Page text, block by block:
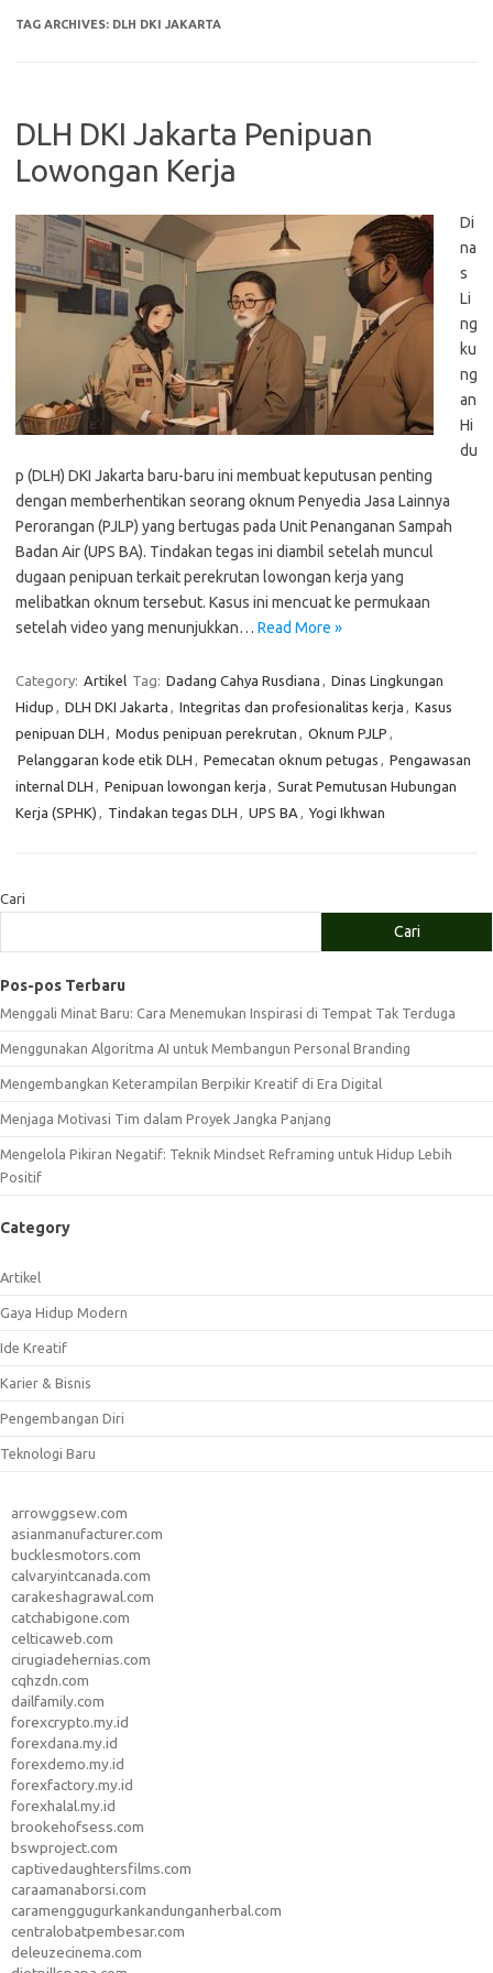
TAG ARCHIVES: DLH DKI JAKARTA
DLH DKI Jakarta Penipuan
Lowongan Kerja
Di
na
s
Li
ng
ku
ng
an
Hi
du
p (DLH) DKI Jakarta baru-baru ini membuat keputusan penting
dengan memberhentikan seorang oknum Penyedia Jasa Lainnya
Perorangan (PJLP) yang bertugas pada Unit Penanganan Sampah
Badan Air (UPS BA). Tindakan tegas ini diambil setelah muncul
dugaan penipuan terkait perekrutan lowongan kerja yang
melibatkan oknum tersebut. Kasus ini mencuat ke permukaan
setelah video yang menunjukkan… Read More »
Category: Artikel Tag: Dadang Cahya Rusdiana , Dinas Lingkungan
Hidup , DLH DKI Jakarta , Integritas dan profesionalitas kerja , Kasus
penipuan DLH , Modus penipuan perekrutan , Oknum PJLP ,
Pelanggaran kode etik DLH , Pemecatan oknum petugas , Pengawasan
internal DLH , Penipuan lowongan kerja , Surat Pemutusan Hubungan
Kerja (SPHK) , Tindakan tegas DLH , UPS BA , Yogi Ikhwan
Cari
Cari
Pos-pos Terbaru
Menggali Minat Baru: Cara Menemukan Inspirasi di Tempat Tak Terduga
Menggunakan Algoritma AI untuk Membangun Personal Branding
Mengembangkan Keterampilan Berpikir Kreatif di Era Digital
Menjaga Motivasi Tim dalam Proyek Jangka Panjang
Mengelola Pikiran Negatif: Teknik Mindset Reframing untuk Hidup Lebih
Positif
Category
Artikel
Gaya Hidup Modern
Ide Kreatif
Karier & Bisnis
Pengembangan Diri
Teknologi Baru
arrowggsew.com
asianmanufacturer.com
bucklesmotors.com
calvaryintcanada.com
carakeshagrawal.com
catchabigone.com
celticaweb.com
cirugiadehernias.com
cqhzdn.com
dailfamily.com
forexcrypto.my.id
forexdana.my.id
forexdemo.my.id
forexfactory.my.id
forexhalal.my.id
brookehofsess.com
bswproject.com
captivedaughtersfilms.com
caraamanaborsi.com
caramenggugurkankandunganherbal.com
centralobatpembesar.com
deleuzecinema.com